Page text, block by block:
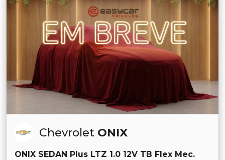
Chevrolet ONIX
ONIX SEDAN Plus LTZ 1.0 12V TB Flex Mec.